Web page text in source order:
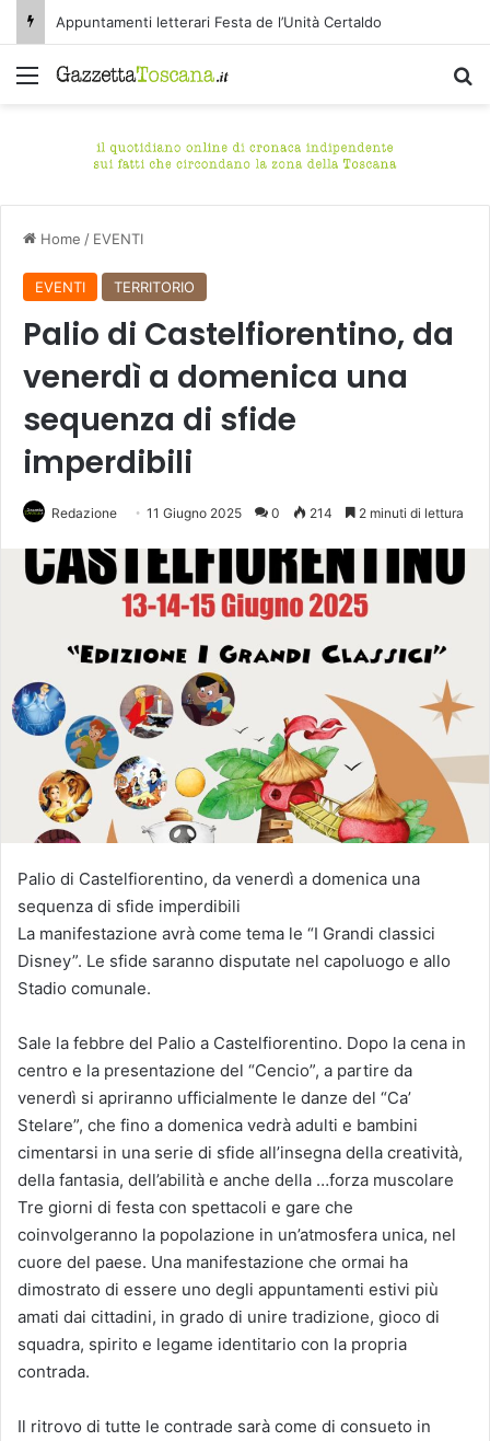
Appuntamenti letterari Festa de l’Unità Certaldo
Menu
Home / EVENTI
EVENTI TERRITORIO
Palio di Castelfiorentino, da
venerdì a domenica una
sequenza di sfide
imperdibili
Redazione 11 Giugno 2025 0 214 2 minuti di lettura
Palio di Castelfiorentino, da venerdì a domenica una
sequenza di sfide imperdibili
La manifestazione avrà come tema le “I Grandi classici
Disney”. Le sfide saranno disputate nel capoluogo e allo
Stadio comunale.
Sale la febbre del Palio a Castelfiorentino. Dopo la cena in
centro e la presentazione del “Cencio”, a partire da
venerdì si apriranno ufficialmente le danze del “Ca’
Stelare”, che fino a domenica vedrà adulti e bambini
cimentarsi in una serie di sfide all’insegna della creatività,
della fantasia, dell’abilità e anche della …forza muscolare
Tre giorni di festa con spettacoli e gare che
coinvolgeranno la popolazione in un’atmosfera unica, nel
cuore del paese. Una manifestazione che ormai ha
dimostrato di essere uno degli appuntamenti estivi più
amati dai cittadini, in grado di unire tradizione, gioco di
squadra, spirito e legame identitario con la propria
contrada.
Il ritrovo di tutte le contrade sarà come di consueto in